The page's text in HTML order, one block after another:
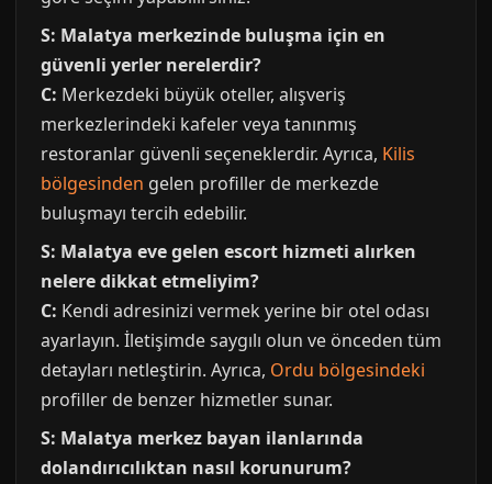
S: Malatya merkezinde buluşma için en
güvenli yerler nerelerdir?
C: Merkezdeki büyük oteller, alışveriş
merkezlerindeki kafeler veya tanınmış
restoranlar güvenli seçeneklerdir. Ayrıca, Kilis
bölgesinden gelen profiller de merkezde
buluşmayı tercih edebilir.
S: Malatya eve gelen escort hizmeti alırken
nelere dikkat etmeliyim?
C: Kendi adresinizi vermek yerine bir otel odası
ayarlayın. İletişimde saygılı olun ve önceden tüm
detayları netleştirin. Ayrıca, Ordu bölgesindeki
profiller de benzer hizmetler sunar.
S: Malatya merkez bayan ilanlarında
dolandırıcılıktan nasıl korunurum?